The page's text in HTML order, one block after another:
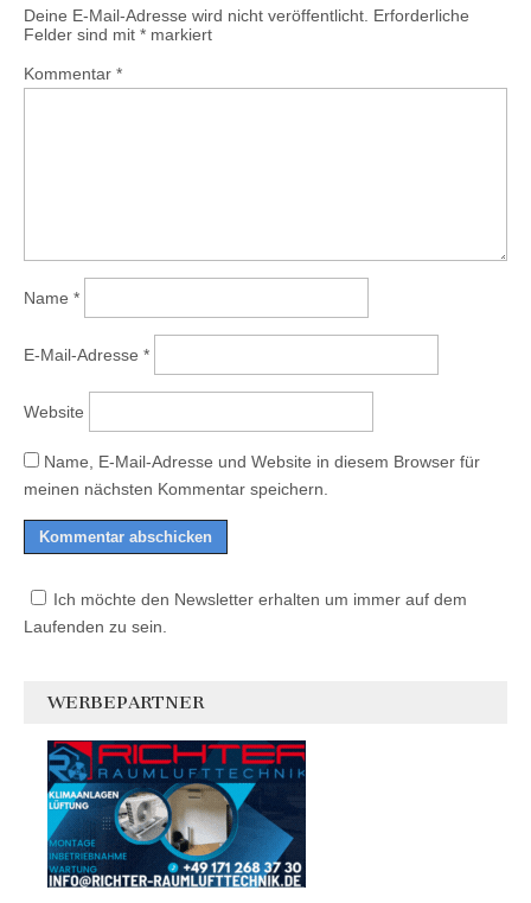
Deine E-Mail-Adresse wird nicht veröffentlicht. Erforderliche
Felder sind mit * markiert
Kommentar *
Name *
E-Mail-Adresse *
Website
Name, E-Mail-Adresse und Website in diesem Browser für
meinen nächsten Kommentar speichern.
Ich möchte den Newsletter erhalten um immer auf dem
Laufenden zu sein.
WERBEPARTNER